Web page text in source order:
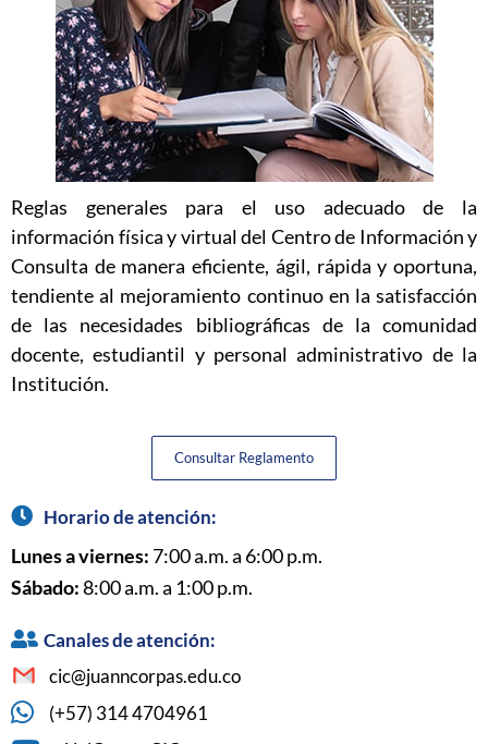
Reglas generales para el uso adecuado de la
información física y virtual del Centro de Información y
Consulta de manera eficiente, ágil, rápida y oportuna,
tendiente al mejoramiento continuo en la satisfacción
de las necesidades bibliográficas de la comunidad
docente, estudiantil y personal administrativo de la
Institución.
Consultar Reglamento
Horario de atención:
Lunes a viernes: 7:00 a.m. a 6:00 p.m.
Sábado:8:00 a.m. a 1:00 p.m.
Canales de atención:
cic@juanncorpas.edu.co
(+57) 314 4704961